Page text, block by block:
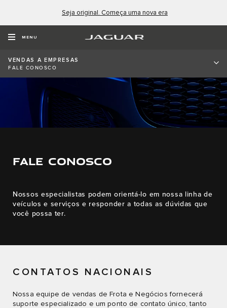
Seja original. Começa uma nova era
MENU
VENDAS A EMPRESAS
FALE CONOSCO
FALE CONOSCO
Nossos especialistas podem orientá-lo em nossa linha de
veículos e serviços e responder a todas as dúvidas que
você possa ter.
CONTATOS NACIONAIS
Nossa equipe de vendas de Frota e Negócios fornecerá
suporte especializado e um ponto de contato único, tanto